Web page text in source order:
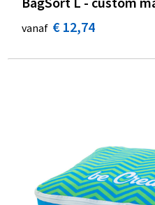
vanaf € 12,74